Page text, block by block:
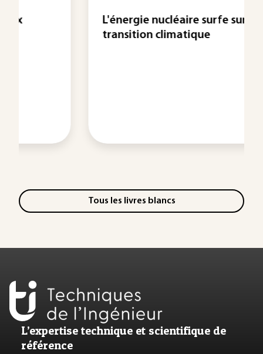
L'énergie nucléaire surfe sur la
transition climatique
Tous les livres blancs
L’expertise technique et scientifique de
référence